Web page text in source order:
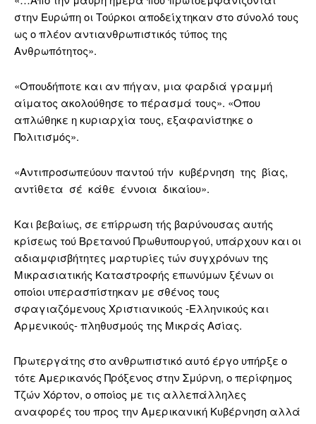
στην Ευρώπη οι Τούρκοι αποδείχτηκαν στο σύνολό τους
ως ο πλέον αντιανθρωπιστικός τύπος της
Ανθρωπότητος».
«Οπουδήποτε και αν πήγαν, μια φαρδιά γραμμή
αίματος ακολούθησε το πέρασμά τους». «Οπου
απλώθηκε η κυριαρχία τους, εξαφανίστηκε ο
Πολιτισμός».
«Αντιπροσωπεύουν παντού τήν κυβέρνηση της βίας,
αντίθετα σέ κάθε έννοια δικαίου».
Και βεβαίως, σε επίρρωση τής βαρύνουσας αυτής
κρίσεως τού Βρετανού Πρωθυπουργού, υπάρχουν και οι
αδιαμφισβήτητες μαρτυρίες τών συγχρόνων της
Μικρασιατικής Καταστροφής επωνύμων ξένων οι
οποίοι υπερασπίστηκαν με σθένος τους
σφαγιαζόμενους Χριστιανικούς -Ελληνικούς και
Αρμενικούς- πληθυσμούς της Μικράς Ασίας.
Πρωτεργάτης στο ανθρωπιστικό αυτό έργο υπήρξε ο
τότε Αμερικανός Πρόξενος στην Σμύρνη, ο περίφημος
Τζών Χόρτον, ο οποίος με τις αλλεπάλληλες
αναφορές του προς την Αμερικανική Κυβέρνηση αλλά